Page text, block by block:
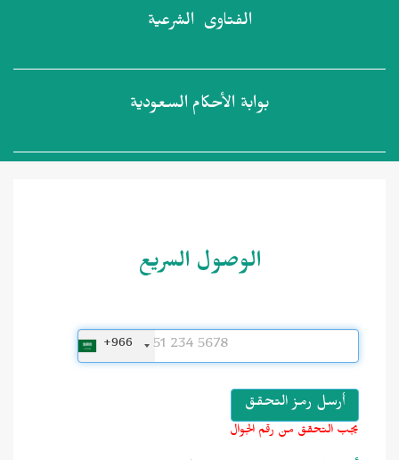
الفتاوى الشرعية
بوابة الأحكام السعودية
الوصول السريع
+966
يجب التحقق من رقم الجوال